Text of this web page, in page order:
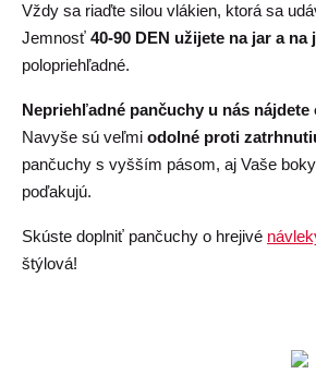
Vždy sa riaďte silou vlákien, ktorá sa
Jemnosť 40-90 DEN užijete na jar a na
polopriehľadné.
Nepriehľadné pančuchy u nás nájdete
Navyše sú veľmi odolné proti
pančuchy s vyšším pásom, aj Vaše
poďakujú.
Skúste doplniť pančuchy o hrejivé
štýlová!